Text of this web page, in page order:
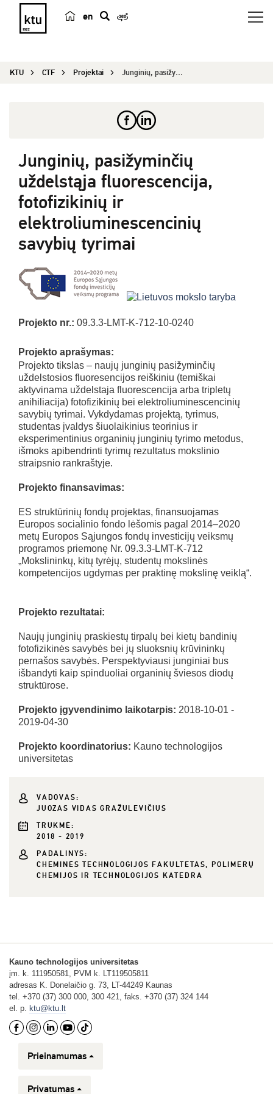
en
e
KTU CTF Projektai Junginių, pasižyminčių uždelstąja fluorescencija...
Junginių, pasižyminčių
uždelstąja fluorescencija,
fotofizikinių ir
elektroliuminescencinių
savybių tyrimai
Projekto nr.: 09.3.3-LMT-K-712-10-0240
Projekto aprašymas:
Projekto tikslas – naujų junginių pasižyminčių
uždelstosios fluoresencijos reiškiniu (temiškai
aktyvinama uždelstaja fluorescencija arba tripletų
anihiliacija) fotofizikinių bei elektroliuminescencinių
savybių tyrimai. Vykdydamas projektą, tyrimus,
studentas įvaldys šiuolaikinius teorinius ir
eksperimentinius organinių junginių tyrimo metodus,
išmoks apibendrinti tyrimų rezultatus mokslinio
straipsnio rankraštyje.
Projekto finansavimas:
ES struktūrinių fondų projektas, finansuojamas
Europos socialinio fondo lėšomis pagal 2014–2020
metų Europos Sąjungos fondų investicijų veiksmų
programos priemonę Nr. 09.3.3-LMT-K-712
„Mokslininkų, kitų tyrėjų, studentų mokslinės
kompetencijos ugdymas per praktinę mokslinę veiklą“.
Projekto rezultatai:
Naujų junginių praskiestų tirpalų bei kietų bandinių
fotofizikinės savybės bei jų sluoksnių krūvininkų
pernašos savybės. Perspektyviausi junginiai bus
išbandyti kaip spinduoliai organinių šviesos diodų
struktūrose.
Projekto įgyvendinimo laikotarpis: 2018-10-01 -
2019-04-30
Projekto koordinatorius: Kauno technologijos
universitetas
VADOVAS:
JUOZAS VIDAS GRAŽULEVIČIUS
TRUKMĖ:
2018 - 2019
PADALINYS:
CHEMINĖS TECHNOLOGIJOS FAKULTETAS, POLIMERŲ
CHEMIJOS IR TECHNOLOGIJOS KATEDRA
Kauno technologijos universitetas
įm. k. 111950581, PVM k. LT119505811
adresas K. Donelaičio g. 73, LT-44249 Kaunas
tel. +370 (37) 300 000, 300 421, faks. +370 (37) 324 144
el. p. ktu@ktu.lt
Prieinamumas
Privatumas